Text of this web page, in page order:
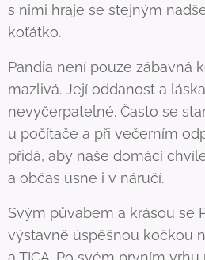
s nimi hraje se stejným
koťátko.
Pandia není pouze zábavná
mazlivá. Její oddanost a
nevyčerpatelné. Často se
u počítače a při večerním
přidá, aby naše domácí
a občas usne i v náručí.
Svým půvabem a krásou se
výstavně úspěšnou kočkou